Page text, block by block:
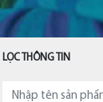
LỌC THÔNG TIN